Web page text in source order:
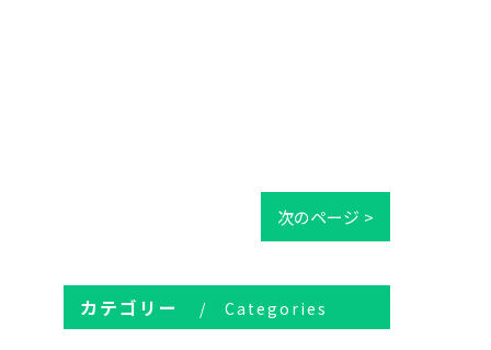
次のページ >
カテゴリー Categories